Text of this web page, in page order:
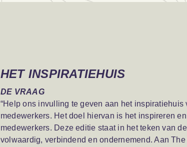
HET INSPIRATIEHUIS
DE VRAAG
“Help ons invulling te geven aan het inspiratiehuis
medewerkers. Het doel hiervan is het inspireren
medewerkers. Deze editie staat in het teken van
volwaardig, verbindend en ondernemend. Aan